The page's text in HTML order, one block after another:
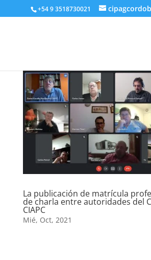
+54 9 3518730021
La publicación de matrícula
de charla entre autoridades del
CIAPC
Mié, Oct, 2021